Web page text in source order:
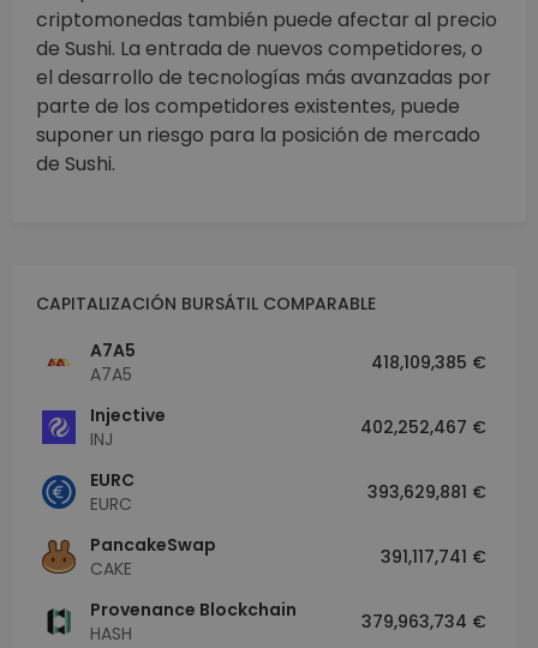
criptomonedas también puede afectar al precio
de Sushi. La entrada de nuevos competidores, o
el desarrollo de tecnologías más avanzadas por
parte de los competidores existentes, puede
suponer un riesgo para la posición de mercado
de Sushi.
CAPITALIZACIÓN BURSÁTIL COMPARABLE
A7A5
A7A5
418,109,385 €
Injective
INJ
402,252,467 €
EURC
EURC
393,629,881 €
PancakeSwap
CAKE
391,117,741 €
Provenance Blockchain
HASH
379,963,734 €